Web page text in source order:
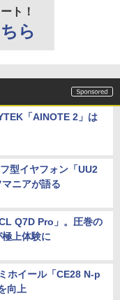
ト！
ら
「AINOTE 2」は
型イヤフォン「UU2
ニアが語る
Q7D Pro」。圧巻の
上体験に
ホイール「CE28 N-p
向上